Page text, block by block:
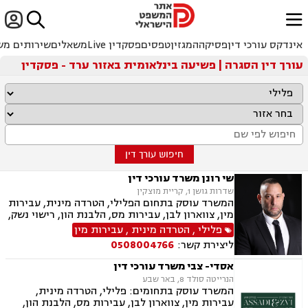

ﱐ
אינדקס עורכי דיןפסיקההמגזיןטפסיםפסקדין Live משאליםשירותים
עורך דין הסגרה | פשיעה בינלאומית באזור ערד - פסקדין
חיפוש עורך דין
שי רונן משרד עורכי דין
שדרות גושן 1, קריית מוצקין
המשרד עוסק בתחום הפלילי, הטרדה מינית, עבירות
מין, צווארון לבן, עבירות מס, הלבנת הון, רישוי נשק,
ייצוג קטינים, אלימות במשפחה, עבירות סמים, ועדת
שחרורים, עבירות סייבר, סירוב ויזה לארה"ב, מחיקת
רישום פלילי הסגרה ופשיעה בינלאומית, נפגעי
עבירה.
פלילי, הטרדה מינית ,עבירות מין
ליצירת קשר: 0508004766
אסדי- צבי משרד עורכי דין
הנרייטה סולד 8, באר שבע
המשרד עוסק בתחומים: פלילי, הטרדה מינית,
עבירות מין, צווארון לבן, עבירות מס, הלבנת הון,